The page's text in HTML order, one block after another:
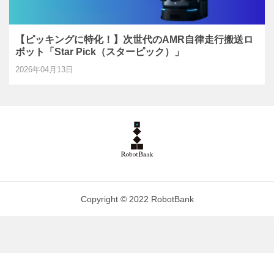
【ピッキングに特化！】次世代のAMR自律走行搬送ロ
ボット「Star Pick（スターピック）」
2026年04月13日
Copyright © 2022 RobotBank